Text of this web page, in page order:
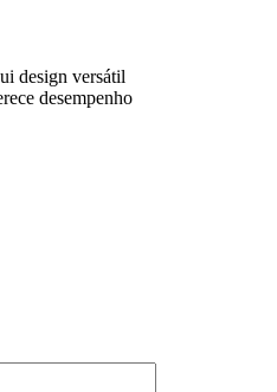
design versátil
desempenho